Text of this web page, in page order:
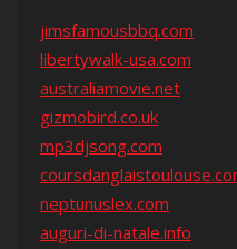
jimsfamousbbq.com
libertywalk-usa.com
australiamovie.net
gizmobird.co.uk
mp3djsong.com
neptunuslex.com
auguri-di-natale.info